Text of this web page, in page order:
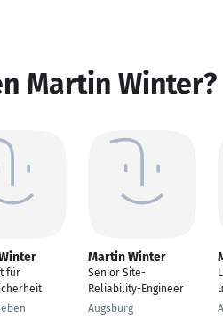
Martin Winter?
für
Martin Winter
Senior Site-
Reliability-Engineer
Augsburg